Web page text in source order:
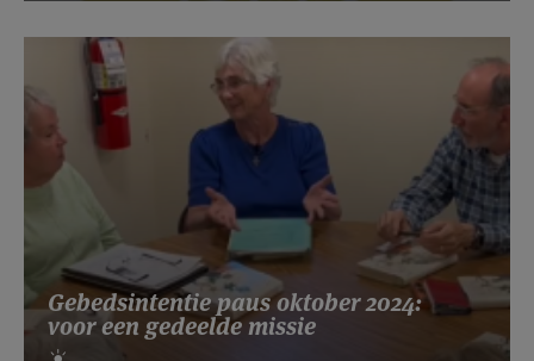
Gebedsintentie paus oktober 2024:
voor een gedeelde missie